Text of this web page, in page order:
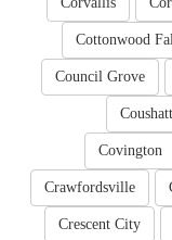
Cottonwood
Council Grove
Covington
Crawfordsville
Crescent City